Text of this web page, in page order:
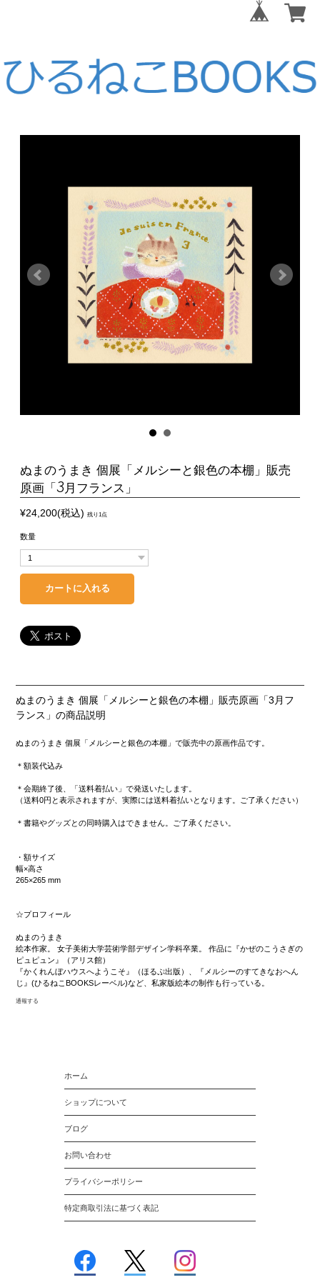
ぬまのうまき 個展「メルシーと銀色の本棚」販売
原画「3月フランス」
¥24,200(税込) 残り1点
数量
ぬまのうまき 個展「メルシーと銀色の本棚」販売原画「3月フ
ランス」の商品説明
ぬまのうまき 個展「メルシーと銀色の本棚」で販売中の原画作品です。
＊額装代込み
＊会期終了後、「送料着払い」で発送いたします。
（送料0円と表示されますが、実際には送料着払いとなります。ご了承ください）
＊書籍やグッズとの同時購入はできません。ご了承ください。
・額サイズ
幅×高さ
265×265 mm
☆プロフィール
ぬまのうまき
絵本作家。 女子美術大学芸術学部デザイン学科卒業。 作品に『かぜのこうさぎの
ピュピュン』（アリス館）
『かくれんぼハウスへようこそ』（ほるぷ出版）、『メルシーのすてきなおへん
じ』(ひるねこBOOKSレーベル)など、私家版絵本の制作も行っている。
通報する
ホーム
ショップについて
ブログ
お問い合わせ
プライバシーポリシー
特定商取引法に基づく表記